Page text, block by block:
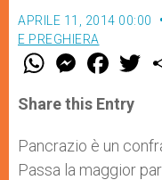
APRILE 11, 2014 00:00
E PREGHIERA
W
t
s
p
p
M
e
s
e
g
e
r
F
a
e
b
o
k
w
r
Share this Entry
Pancrazio è un
Passa la maggior